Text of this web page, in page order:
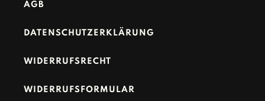
AGB
DATENSCHUTZERKLÄRUNG
WIDERRUFSRECHT
WIDERRUFSFORMULAR